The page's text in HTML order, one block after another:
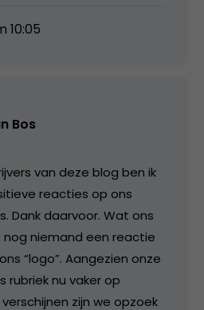
10:05
Bos
van deze blog ben ik
reacties op ons
Dank daarvoor. Wat ons
niemand een reactie
“logo”. Aangezien onze
rubriek nu vaker op
zijn we opzoek